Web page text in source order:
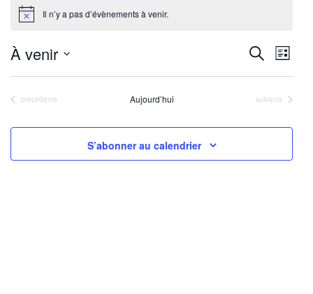
Notice Il n’y a pas d’évènements à venir.
et
de
vues
Recherche
de
Liste
À venir
Sélectionnez
uneÉvènements
précédents Aujourd’hui Évènements
suivants
S’abonner au calendrier